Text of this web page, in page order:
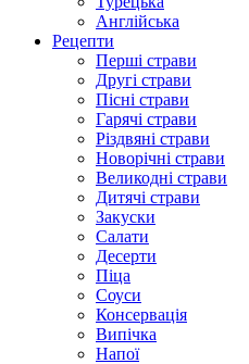
Англійська
Рецепти
Перші страви
Другі страви
Пісні страви
Гарячі страви
Різдвяні страви
Новорічні страви
Великодні страви
Дитячі страви
Закуски
Салати
Десерти
Піца
Соуси
Консервація
Випічка
Напої